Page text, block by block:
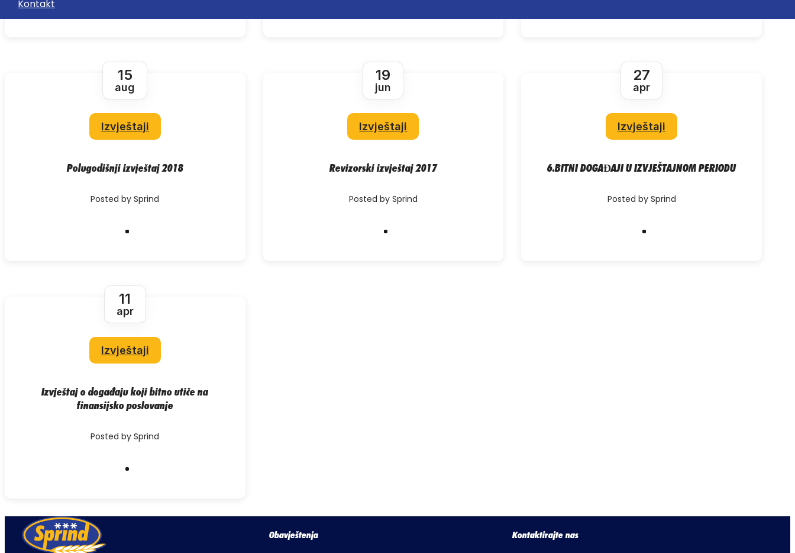
Kontakt
15
aug
Izvještaji
Polugodišnji izvještaj 2018
Posted by Sprind
19
jun
Izvještaji
Revizorski izvještaj 2017
Posted by Sprind
27
apr
Izvještaji
6.BITNI DOGAĐAJI U IZVJEŠTAJNOM PERIODU
Posted by Sprind
11
apr
Izvještaji
Izvještaj o događaju koji bitno utiče na
finansijsko poslovanje
Posted by Sprind
Obavještenja Kontaktirajte nas